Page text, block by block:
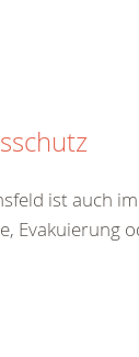
ist auch
Evakuierung